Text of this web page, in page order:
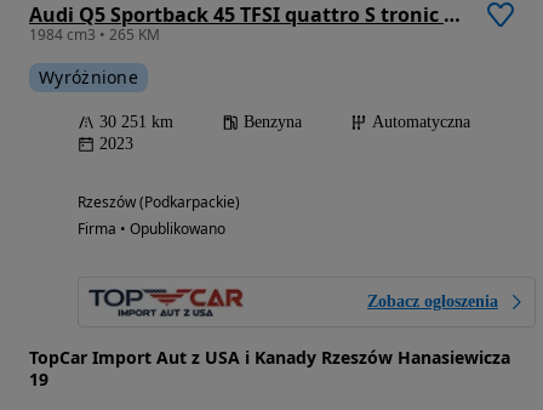
Audi Q5 Sportback 45 TFSI quattro S tronic S line
1984 cm3 • 265 KM
Wyróżnione
30 251 km Benzyna
Automatyczna
2023
Rzeszów (Podkarpackie)
Firma • Opublikowano
Zobacz ogłoszenia
TopCar Import Aut z USA i Kanady Rzeszów Hanasiewicza
19